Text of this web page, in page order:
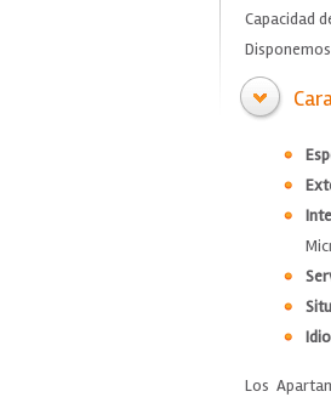
Capacidad
Los